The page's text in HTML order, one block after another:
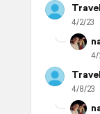
4/2/23
4/
4/8/23